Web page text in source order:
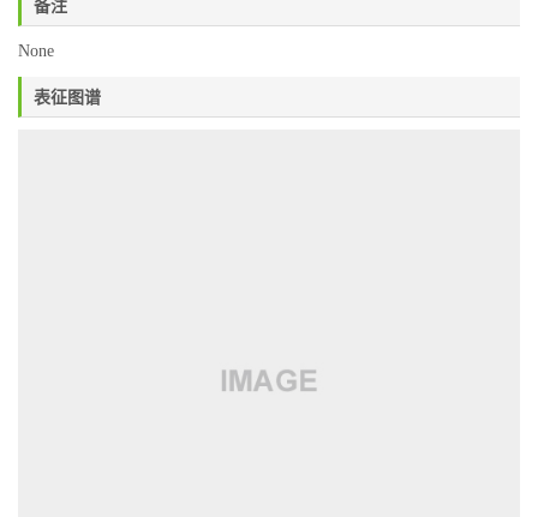
备注
None
表征图谱